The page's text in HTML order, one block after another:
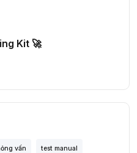
Kit 🚀
vấn test manual